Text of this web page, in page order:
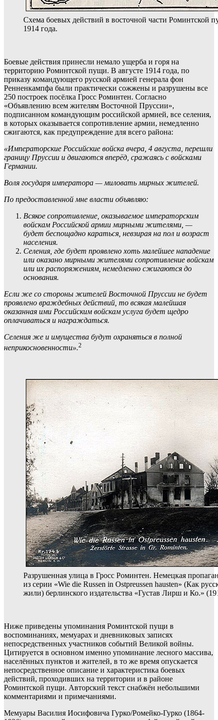
Схема боевых действий в восточной части Роминтской
1914 года.
Боевые действия принесли немало ущерба и горя на
территорию Роминтской пущи. В августе 1914 года, по
приказу командующего русской армией генерала фон
Ренненкампфа были практически сожжены и разрушены все
250 построек посёлка Гросс Роминтен. Согласно
«Объявлению всем жителям Восточной Пруссии»,
подписанном командующим российской армией, все селения,
в которых оказывается сопротивление армии, немедленно
сжигаются, как предупреждение для всего района:
«Императорские Российские войска вчера, 4 августа, перешли
границу Пруссии и двигаются вперёд, сражаясь с войсками
Германии.
Воля государя императора — миловать мирных жителей.
По предоставленной мне власти объявляю:
Всякое сопротивление, оказываемое императорским
войскам Российской армии мирными жителями, —
будет беспощадно караться, невзирая на пол и возраст
населения.
Селения, где будет проявлено хоть малейшее нападение
или оказано мирными жителями сопротивление войскам
или их распоряжениям, немедленно сжигаются до
основания.
Если же со стороны жителей Восточной Пруссии не будет
проявлено враждебных действий, то всякая малейшая
оказанная ими Российским войскам услуга будет щедро
оплачиваться и награждаться.
Селения же и имущества будут охраняться в полной
неприкосновенности».2
Разрушенная улица в Гросс Роминтен. Немецкая
из серии «Wie die Russen in Ostpreussen hausten» (Как
жили) берлинского издательства «Густав Лирш и Ко.»
Ниже приведены упоминания Роминтской пущи в
воспоминаниях, мемуарах и дневниковых записях
непосредственных участников событий Великой войны.
Цитируется в основном именно упоминание лесного массива,
населённых пунктов и жителей, в то же время опускается
непосредственное описание и характеристика боевых
действий, проходивших на территории и в районе
Роминтской пущи. Авторский текст снабжён небольшими
комментариями и примечаниями.
Мемуары Василия Иосифовича Гурко/Ромейко-Гурко (1864-